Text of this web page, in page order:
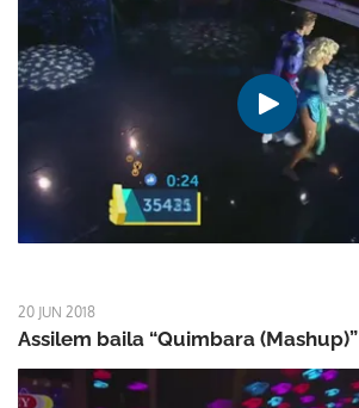
20 JUN 2018
Assilem baila “Quimbara (Mashup)”